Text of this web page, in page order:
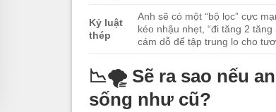
Kỷ luật
thép
Anh sẽ có một “bộ lọc” cực
kéo nhậu nhẹt, “đi tăng 2
cám dỗ để tập trung lo cho
📉🌪️ Sẽ ra sao nếu
sống như cũ?